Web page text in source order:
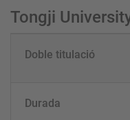
Tongji
Doble titulació
Durada